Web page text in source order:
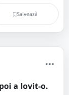
Salvează
a lovit-o.